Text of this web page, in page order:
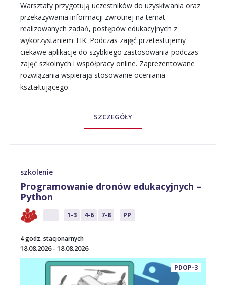
Warsztaty przygotują uczestników do uzyskiwania oraz
przekazywania informacji zwrotnej na temat
realizowanych zadań, postępów edukacyjnych z
wykorzystaniem TIK. Podczas zajęć przetestujemy
ciekawe aplikacje do szybkiego zastosowania podczas
zajęć szkolnych i współpracy online. Zaprezentowane
rozwiązania wspierają stosowanie oceniania
kształtującego.
SZCZEGÓŁY
szkolenie
Programowanie dronów edukacyjnych –
Python
1-3 4-6 7-8 PP
4 godz. stacjonarnych
18.08.2026 - 18.08.2026
PDOP-3